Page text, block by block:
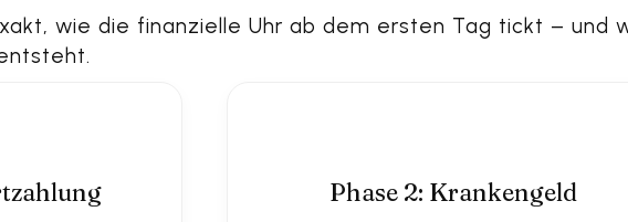
wie die finanzielle Uhr ab dem ersten Tag tickt – und
Phase 2: Krankengeld